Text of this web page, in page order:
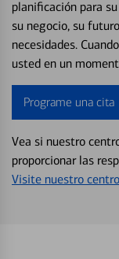
planificación para
su negocio, su
necesidades.
usted en un
Programe una cita
Vea si nuestro
proporcionar las
Visite nuestro